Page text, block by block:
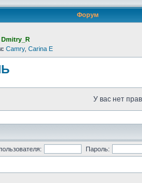
Форум
Dmitry_R
Camry, Carina E
У вас нет
Пароль: